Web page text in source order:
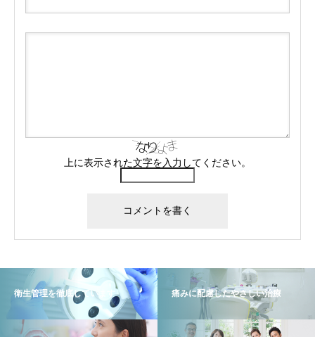
上に表示された文字を入力してください。
衛生管理を徹底しています 痛みに配慮したやさしい治療